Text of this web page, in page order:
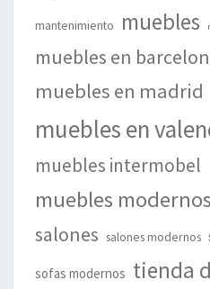
mantenimiento muebles
muebles en
muebles en madrid
muebles en
muebles intermobel
muebles modernos
salones salones modernos
sofas modernos tienda